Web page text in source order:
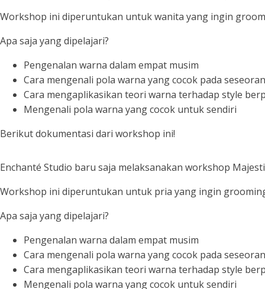
Workshop ini diperuntukan untuk wanita yang ingin
Apa saja yang dipelajari?
Pengenalan warna dalam empat musim
Cara mengenali pola warna yang cocok pada
Cara mengaplikasikan teori warna terhadap style
Mengenali pola warna yang cocok untuk sendiri
Berikut dokumentasi dari workshop ini!
Enchanté Studio baru saja melaksanakan workshop
Workshop ini diperuntukan untuk pria yang ingin
Apa saja yang dipelajari?
Pengenalan warna dalam empat musim
Cara mengenali pola warna yang cocok pada
Cara mengaplikasikan teori warna terhadap style
Mengenali pola warna yang cocok untuk sendiri